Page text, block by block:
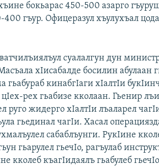
бокьарас 450-500 азарго
гъур. Офицеразул хъулухъал
суалалгун дун
хIисабалде босилин абулаан
гьабураб кинабгIаги хIалтIи
рех гьабизе кколаан. Гьенир
руго жидерго хIалтIи лъаларел
гьединал чагIи. Хасал
сабаблъунги. РукIине
гьарулел гьечIо, рагъулаб
кколеб къагIидаялъ гьабулеб